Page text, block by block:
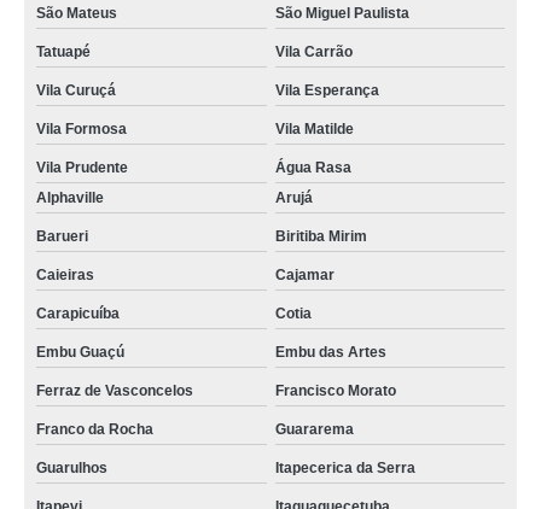
São Mateus São Miguel Paulista
Tatuapé Vila Carrão
Vila Curuçá Vila Esperança
Vila Formosa Vila Matilde
Vila Prudente
Água Rasa
Alphaville
Arujá
Barueri Biritiba Mirim
Caieiras Cajamar
Carapicuíba Cotia
Embu Guaçú Embu das Artes
Ferraz de Vasconcelos Francisco Morato
Franco da Rocha Guararema
Guarulhos Itapecerica da Serra